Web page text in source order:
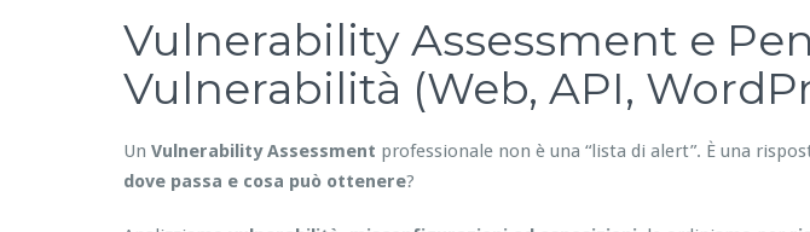
Vulnerability Assessment e
Vulnerabilità (Web, API,
Un Vulnerability Assessment professionale non è una “lista di alert”. È una
dove passa e cosa può ottenere?